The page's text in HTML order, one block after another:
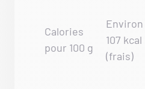
Calories
pour 100 g
Environ
107 kcal
(frais)